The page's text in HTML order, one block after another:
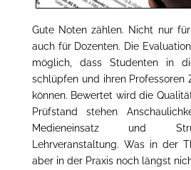
Gute Noten zählen. Nicht nur
auch für Dozenten. Die
möglich, dass Studenten in
schlüpfen und ihren Professoren
können. Bewertet wird die
Prüfstand stehen
Medieneinsatz und
Lehrveranstaltung. Was in der
aber in der Praxis noch längst